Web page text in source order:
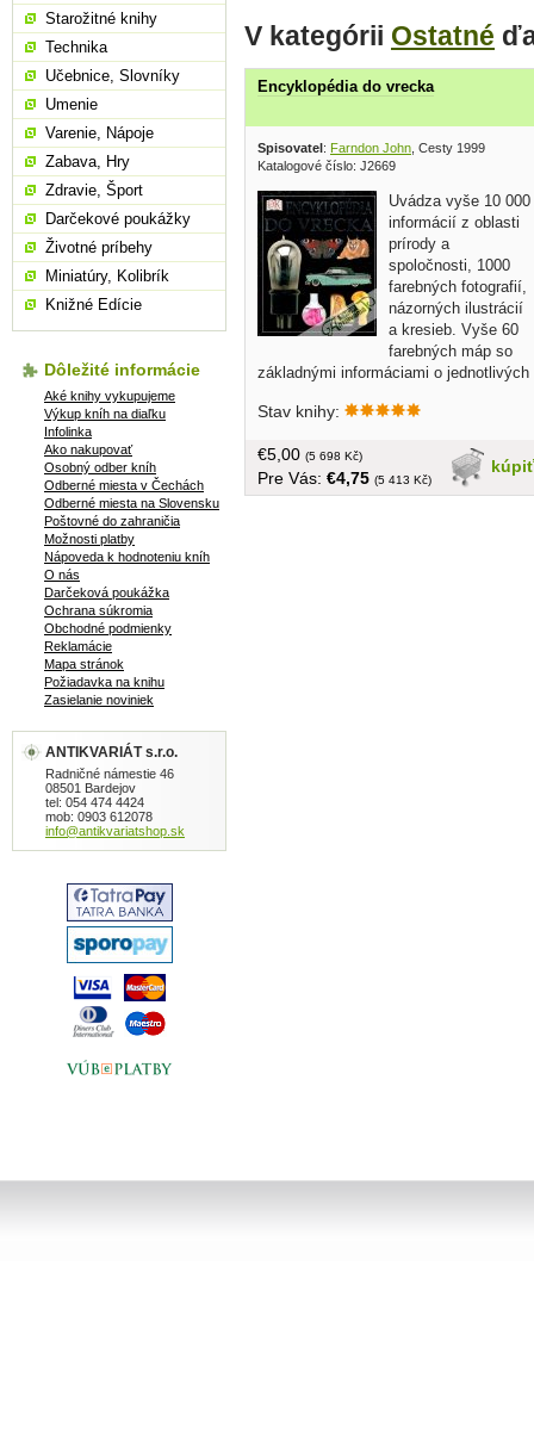
V kategórii Ostatné
Encyklopédia do vrecka
Spisovatel: Farndon John , Cesty 1999
Katalogové číslo: J2669
Uvádza vyše 10 000
informácií z oblasti
prírody a
spoločnosti, 1000
farebných fotografií,
názorných ilustrácií
a kresieb. Vyše 60
farebných máp so
základnými informáciami o jednotlivých
vrecka je nenahraditeľný praktický zdroj
tvrdá väzba, menší formát, 512 strán
Stav knihy:
kúpiť
€5,00 (5 698 Kč)
Pre Vás: €4,75 (5 413 Kč)
Starožitné knihy
Technika
Učebnice, Slovníky
Umenie
Varenie, Nápoje
Zabava, Hry
Zdravie, Šport
Darčekové poukážky
Životné príbehy
Miniatúry, Kolibrík
Knižné Edície
Dôležité informácie
Aké knihy vykupujeme
Výkup kníh na diaľku
Infolinka
Ako nakupovať
Osobný odber kníh
Odberné miesta v Čechách
Odberné miesta na Slovensku
Poštovné do zahraničia
Možnosti platby
Nápoveda k hodnoteniu kníh
O nás
Darčeková poukážka
Ochrana súkromia
Obchodné podmienky
Reklamácie
Mapa stránok
Požiadavka na knihu
Zasielanie noviniek
ANTIKVARIÁT s.r.o.
Radničné námestie 46
08501 Bardejov
tel: 054 474 4424
mob: 0903 612078
info@antikvariatshop.sk